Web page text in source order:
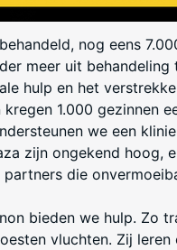
nog eens
meer uit
hulp en het
kregen 1.000 gezinnen
we een
zijn ongekend hoog,
die
bieden we hulp. Zo
vluchten. Zij